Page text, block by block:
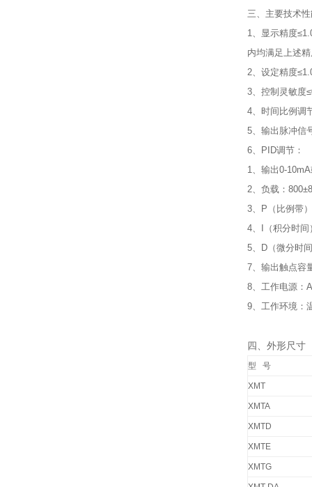
三、主要技术
1、显示精度
内均满足上述
2、设定精度
3、控制灵敏度
4、时间比例调
5、输出脉冲信
6、PID调节：
1、输出0-
2、负载：
3、P（比例带
4、I（积分时间
5、D（微分时
7、输出触点容
8、工作电源：
9、工作环境：
四、外形尺寸
型 号
XMT
XMTA
XMTD
XMTE
XMTG